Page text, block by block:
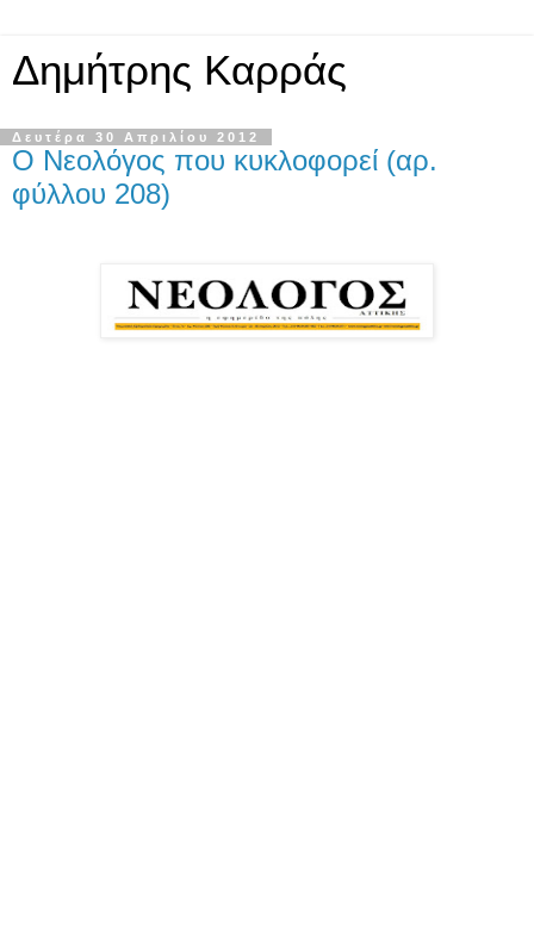
Δημήτρης Καρράς
Δευτέρα 30 Απριλίου 2012
Ο Νεολόγος που κυκλοφορεί (αρ.
φύλλου 208)